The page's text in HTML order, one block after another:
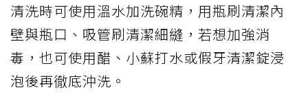
清洗時可使用溫水加洗碗精，用瓶刷清潔內
壁與瓶口、吸管刷清潔細縫，若想加強消
毒，也可使用醋、小蘇打水或假牙清潔錠浸
泡後再徹底沖洗。